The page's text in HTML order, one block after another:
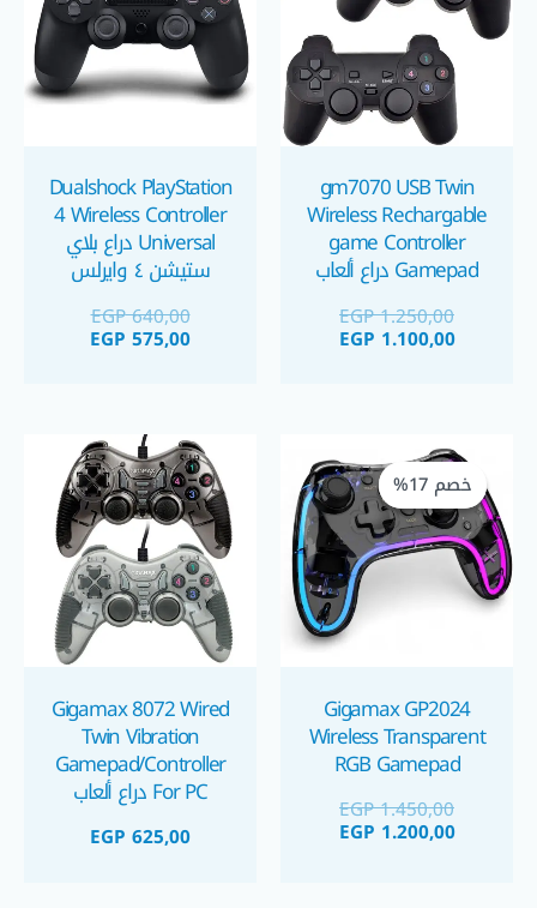
gm7070 USB Twin
Wireless Rechargable
game Controller
Gamepad دراع ألعاب
للشحن للكمبيوتر
EGP1.250,00
EGP 1.100,00
Dualshock PlayStation
4 Wireless Controller
Universal دراع بلاي
ستيشن ٤ وايرلس
EGP640,00
EGP 575,00
خصم 17%
خصم 17%
Gigamax GP2024
Wireless Transparent
RGB Gamepad
EGP1.450,00
الأصلي
هو:
EGP 1.450,00.
EGP 1.200,00
الحالي
هو:
EGP 1.200,00.
Gigamax 8072 Wired
Twin Vibration
Gamepad/Controller
For PC دراع ألعاب
زوجي هزاز للكمبيوتر
EGP 625,00